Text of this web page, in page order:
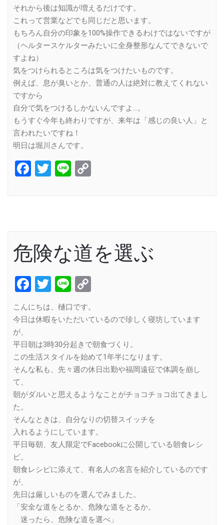
それから後は知識が増えるだけです。
これって営業などでも同じだと思います。
もちろん自分の印象を100%操作できるわけではないですが
（ヘルタースケルターみたいに全身整形なんてできないで
すよね）
気をつけられるところは気をつけたいものです。
例えば、息が臭いとか、普通の人は絶対に教えてくれない
ですから
自分で気をつけるしかないんですよ…。
もうすぐ今年も終わりですが、来年は「感じの良い人」と
言われたいですね！
明日は堀川さんです。
Facebook
Twitter
Line
危険な道を選ぶ
Facebook
Twitter
Line
こんにちは、樋口です。
今日は休暇をいただいているので珍しく寝坊しています
が、
平日朝は3時30分起きで朝食づくり。
この生活スタイルを始めて1年半になります。
そんな私も、先々週の休日出勤や福岡遠征で体調を崩し
て、
朝がダルいと思えるようなことがチョコチョコ出てきまし
た。
そんなときは、自分なりの切替スイッチを
入れるようにしています。
平日毎朝、友人限定でFacebookに公開している朝食レシ
ピ。
朝食レシピに添えて、有名人の名言を紹介しているのです
が、
先日は厳しいものを選んでみました。
「安全な道をとるか、危険な道をとるか。
迷ったら、危険な道を選べ」